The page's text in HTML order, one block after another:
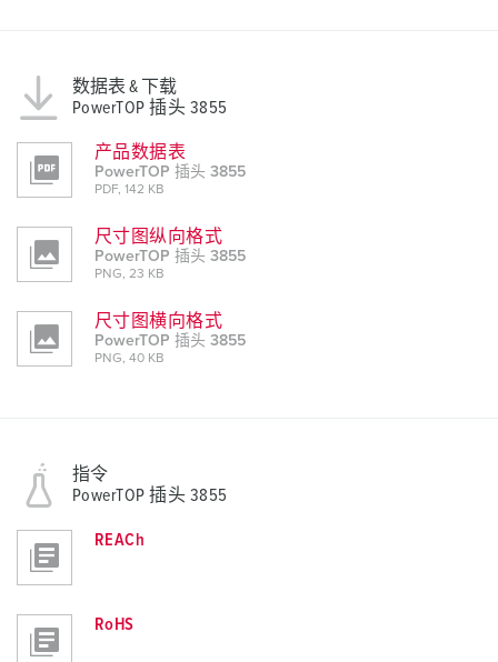
数据表 & 下载
PowerTOP 插头 3855
产品数据表
PowerTOP 插头 3855
PDF, 142 KB
尺寸图纵向格式
PowerTOP 插头 3855
PNG, 23 KB
尺寸图横向格式
PowerTOP 插头 3855
PNG, 40 KB
指令
PowerTOP 插头 3855
REACh
RoHS